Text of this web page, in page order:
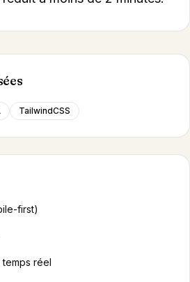
TailwindCSS
first)
temps réel